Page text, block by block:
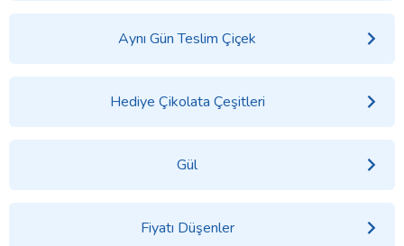
Aynı Gün Teslim Çiçek
Hediye Çikolata Çeşitleri
Gül
Fiyatı Düşenler